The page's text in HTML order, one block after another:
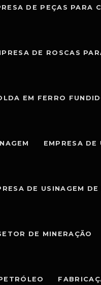
DE PEÇAS PARA
DE ROSCAS
EM FERRO
EMPRESA DE
DE USINAGEM DE
DE MINERAÇÃO